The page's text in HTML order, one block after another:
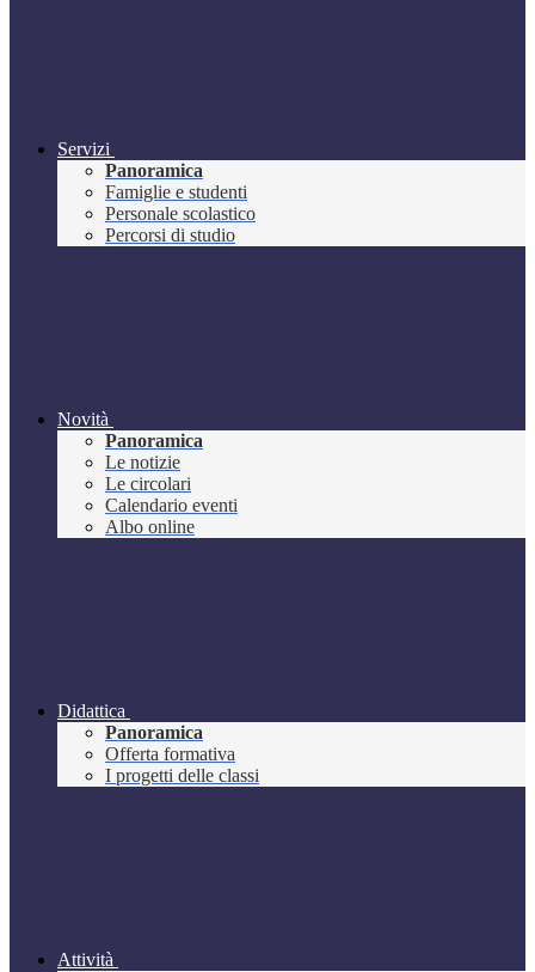
Servizi
Panoramica
Famiglie e studenti
Personale scolastico
Percorsi di studio
Novità
Panoramica
Le notizie
Le circolari
Calendario eventi
Albo online
Didattica
Panoramica
Offerta formativa
I progetti delle classi
Attività